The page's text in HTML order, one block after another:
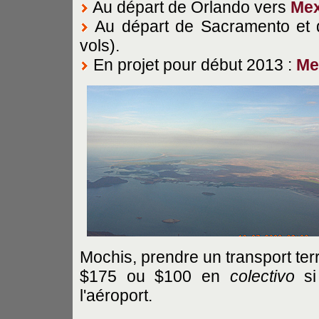
Au départ de Orlando vers
Au départ de Sacramento
vols).
En projet pour début 2013 :
Mochis, prendre un transport
$175 ou $100 en colectivo
l'aéroport.